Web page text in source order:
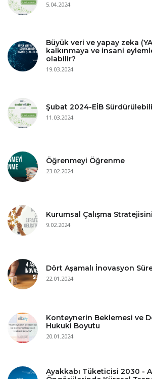
5.04.2024
Büyük veri ve yapay zeka
kalkınmaya ve insani
olabilir?
19.03.2024
Şubat 2024-EİB
11.03.2024
Öğrenmeyi Öğrenme
23.02.2024
Kurumsal Çalışma
9.02.2024
Dört Aşamalı İnovasyon
22.01.2024
Konteynerin Beklemesi ve
Hukuki Boyutu
20.01.2024
Ayakkabı Tüketicisi 2030 -